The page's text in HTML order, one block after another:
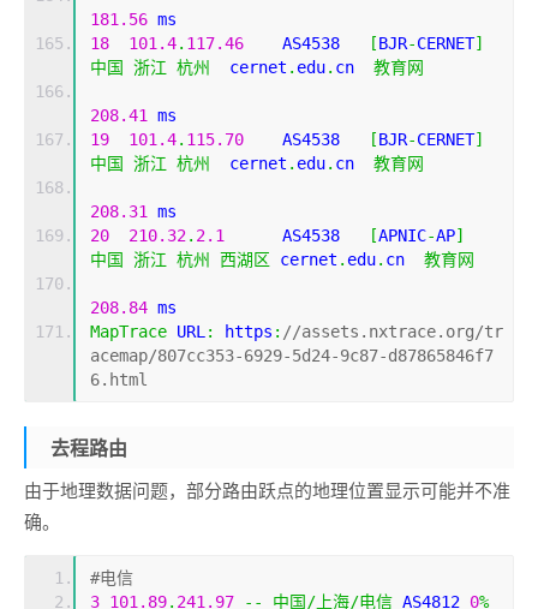
181.56 ms
18
101.4. 117.46
    AS4538
[BJR-CERNET]
中国
浙江 杭州
  cernet
. edu. cn 教育网
208.41
ms
19
101.4. 115.70
    AS4538
[BJR-CERNET]
中国
浙江 杭州
  cernet
. edu. cn 教育网
208.31
ms
20
210.32. 2.1
      AS4538
[APNIC-AP]
中国
浙江 杭州 西湖区 cernet . edu. cn 教育网
208.84 ms
MapTrace URL : https : //assets.nxtrace.org/tr
acemap/807cc353-6929-5d24-9c87-d87865846f7
6.html
去程路由
由于地理数据问题，部分路由跃点的地理位置显示可能并不准
确。
#电信
3 101.89. 241.97 -- 中国/上海/电信 AS4812 0%